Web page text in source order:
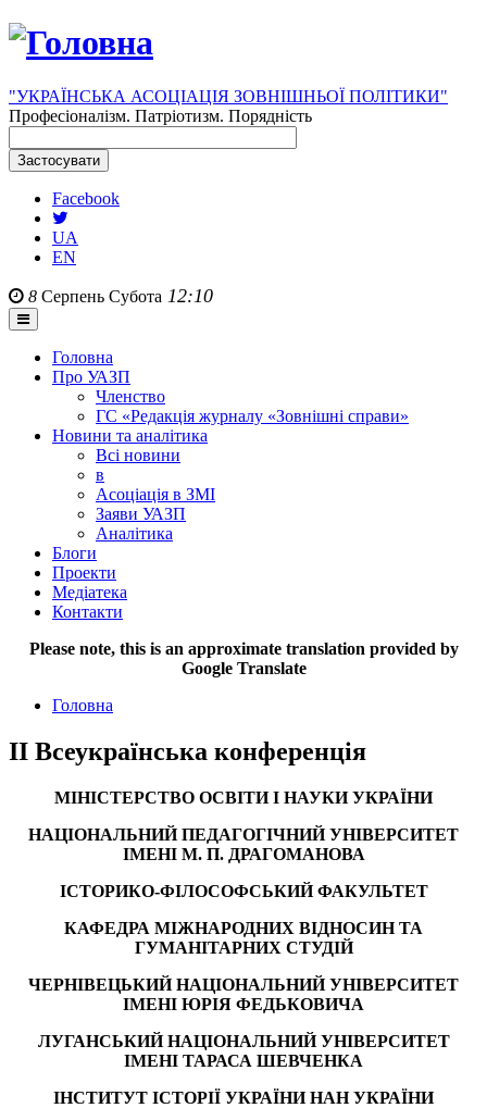
"УКРАЇНСЬКА АСОЦІАЦІЯ ЗОВНІШНЬОЇ ПОЛІТИКИ"
Професіоналізм. Патріотизм. Порядність
Facebook
UA
EN
8 Серпень Субота 12:10
Головна
Про УАЗП
Членство
ГС «Редакція журналу «Зовнішні справи»
Новини та аналітика
Всі новини
в
Асоціація в ЗМІ
Заяви УАЗП
Аналітика
Блоги
Проекти
Медіатека
Контакти
Please note, this is an approximate translation provided by
Google Translate
Головна
ІІ Всеукраїнська конференція
МІНІСТЕРСТВО ОСВІТИ І НАУКИ УКРАЇНИ
НАЦІОНАЛЬНИЙ ПЕДАГОГІЧНИЙ УНІВЕРСИТЕТ
ІМЕНІ М. П. ДРАГОМАНОВА
ІСТОРИКО-ФІЛОСОФСЬКИЙ ФАКУЛЬТЕТ
КАФЕДРА МІЖНАРОДНИХ ВІДНОСИН ТА
ГУМАНІТАРНИХ СТУДІЙ
ЧЕРНІВЕЦЬКИЙ НАЦІОНАЛЬНИЙ УНІВЕРСИТЕТ
ІМЕНІ ЮРІЯ ФЕДЬКОВИЧА
ЛУГАНСЬКИЙ НАЦІОНАЛЬНИЙ УНІВЕРСИТЕТ
ІМЕНІ ТАРАСА ШЕВЧЕНКА
ІНСТИТУТ ІСТОРІЇ УКРАЇНИ НАН УКРАЇНИ